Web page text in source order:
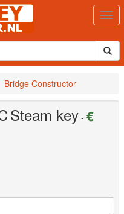
Bridge Constructor
Steam key - €